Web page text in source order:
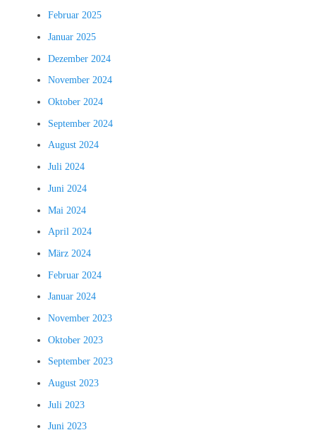
Februar 2025
Januar 2025
Dezember 2024
November 2024
Oktober 2024
September 2024
August 2024
Juli 2024
Juni 2024
Mai 2024
April 2024
März 2024
Februar 2024
Januar 2024
November 2023
Oktober 2023
September 2023
August 2023
Juli 2023
Juni 2023